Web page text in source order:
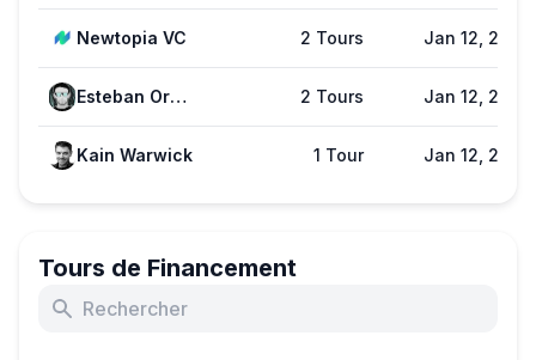
Newtopia VC 2 Tours Jan 12, 2023
Esteban Ordano 2 Tours Jan 12, 2023
Kain Warwick 1 Tour Jan 12, 2023
Tours de Financement